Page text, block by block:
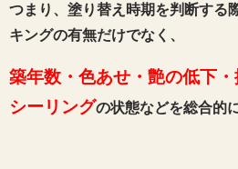
つまり、塗り替え時期を判断する
キングの有無だけでなく、
築年数・色あせ・艶の低下・
シーリングの状態などを総合的